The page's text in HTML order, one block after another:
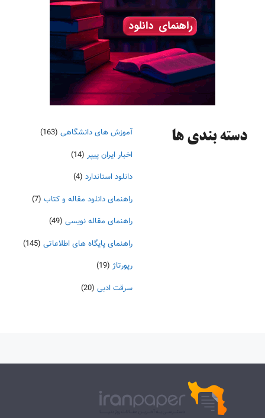
دسته‌ بندی ها آموزش های دانشگاهی (163)
اخبار ایران پیپر (14)
دانلود استاندارد (4)
راهنمای دانلود مقاله و کتاب (7)
راهنمای مقاله نویسی (49)
راهنمای پایگاه های اطلاعاتی (145)
رپورتاژ (19)
سرقت ادبی (20)